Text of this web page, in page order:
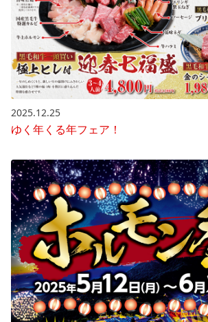
2025.12.25
ゆく年くる年フェア！